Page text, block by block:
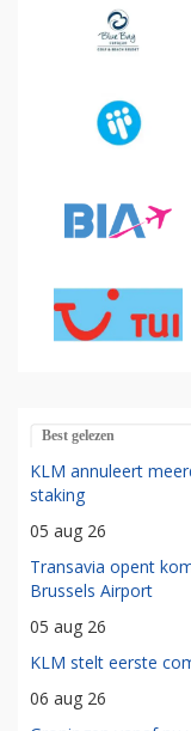
Best gelezen
KLM annuleert
staking
05 aug 26
Transavia opent
Brussels Airport
05 aug 26
KLM stelt eerste
06 aug 26